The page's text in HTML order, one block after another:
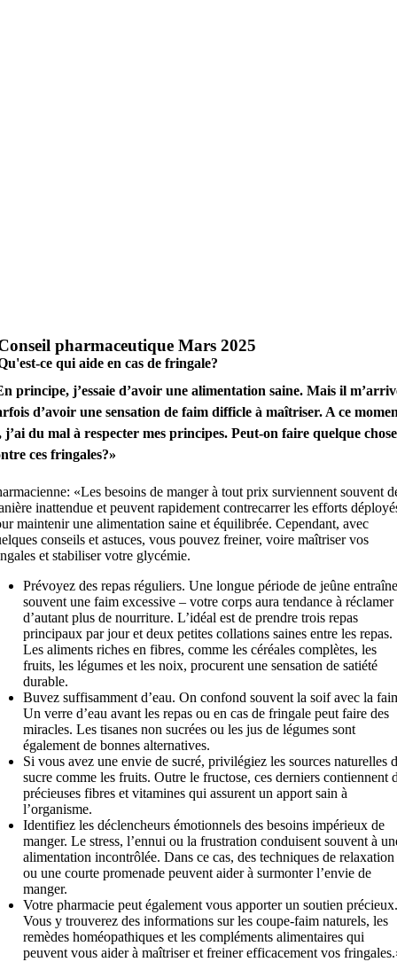
pharmaceutique Mars 2025
ce qui aide en cas de fringale?
principe, j’essaie d’avoir une alimentation saine. Mais il
d’avoir une sensation de faim difficle à maîtriser. A ce
j’ai du mal à respecter mes principes. Peut-on faire quelque chose
ces fringales?»
«Les besoins de manger à tout prix surviennent souvent
inattendue et peuvent rapidement contrecarrer les efforts
maintenir une alimentation saine et équilibrée. Cependant, avec
conseils et astuces, vous pouvez freiner, voire maîtriser vos
et stabiliser votre glycémie.
Prévoyez des repas réguliers. Une longue période de jeûne entraîne
souvent une faim excessive – votre corps aura tendance à réclamer
d’autant plus de nourriture. L’idéal est de prendre trois repas
principaux par jour et deux petites collations saines entre les repas.
Les aliments riches en fibres, comme les céréales complètes, les
fruits, les légumes et les noix, procurent une sensation de satiété
durable.
Buvez suffisamment d’eau. On confond souvent la soif avec la
Un verre d’eau avant les repas ou en cas de fringale peut faire des
miracles. Les tisanes non sucrées ou les jus de légumes sont
également de bonnes alternatives.
Si vous avez une envie de sucré, privilégiez les sources naturelles
sucre comme les fruits. Outre le fructose, ces derniers contiennent
précieuses fibres et vitamines qui assurent un apport sain à
l’organisme.
Identifiez les déclencheurs émotionnels des besoins impérieux de
manger. Le stress, l’ennui ou la frustration conduisent souvent à
alimentation incontrôlée. Dans ce cas, des techniques de relaxation
ou une courte promenade peuvent aider à surmonter l’envie de
manger.
Votre pharmacie peut également vous apporter un soutien précieux.
Vous y trouverez des informations sur les coupe-faim naturels, les
remèdes homéopathiques et les compléments alimentaires qui
peuvent vous aider à maîtriser et freiner efficacement vos